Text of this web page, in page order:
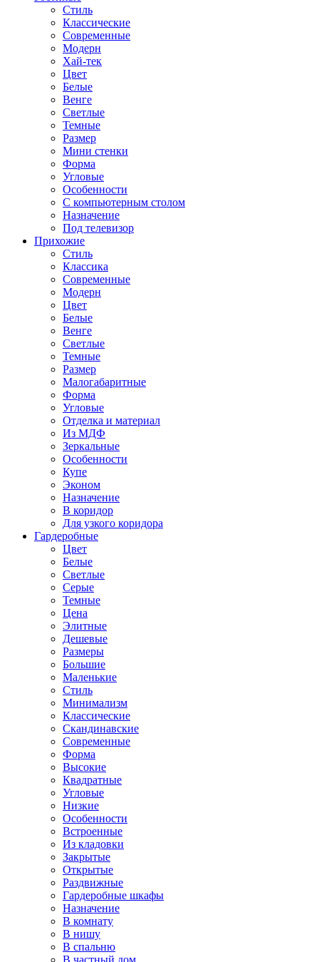
Стиль
Классические
Современные
Модерн
Хай-тек
Цвет
Белые
Венге
Светлые
Темные
Размер
Мини стенки
Форма
Угловые
Особенности
С компьютерным столом
Назначение
Под телевизор
Прихожие
Стиль
Классика
Современные
Модерн
Цвет
Белые
Венге
Светлые
Темные
Размер
Малогабаритные
Форма
Угловые
Отделка и материал
Из МДФ
Зеркальные
Особенности
Купе
Эконом
Назначение
В коридор
Для узкого коридора
Гардеробные
Цвет
Белые
Светлые
Серые
Темные
Цена
Элитные
Дешевые
Размеры
Большие
Маленькие
Стиль
Минимализм
Классические
Скандинавские
Современные
Форма
Высокие
Квадратные
Угловые
Низкие
Особенности
Встроенные
Из кладовки
Закрытые
Открытые
Раздвижные
Гардеробные шкафы
Назначение
В комнату
В нишу
В спальню
В частный дом